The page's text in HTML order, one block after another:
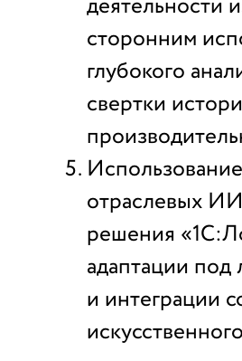
сторонним
глубокого
свертки
отраслевых
решения
адаптации
и интеграции